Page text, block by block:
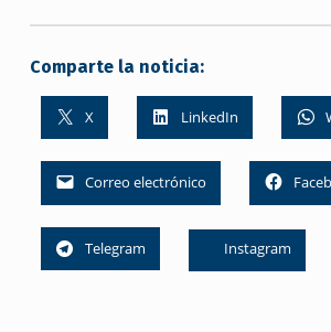
Comparte la noticia:
X LinkedIn
Correo electrónico
Telegram Instagram